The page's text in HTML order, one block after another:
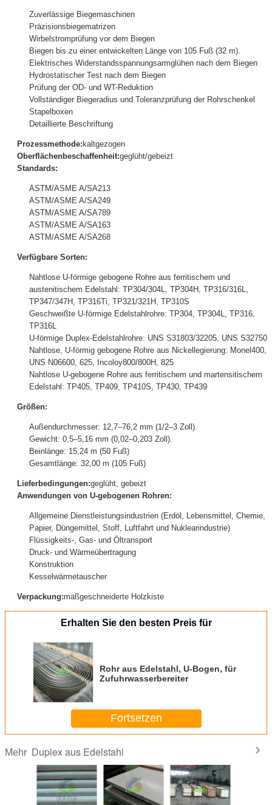
Zuverlässige Biegemaschinen
Präzisionsbiegematrizen
Wirbelstromprüfung vor dem Biegen
Biegen bis zu einer entwickelten Länge von 105 Fuß (32 m).
Elektrisches Widerstandsspannungsarmglühen nach dem Biegen
Hydrostatischer Test nach dem Biegen
Prüfung der OD- und WT-Reduktion
Vollständiger Biegeradius und Toleranzprüfung der Rohrschenkel
Stapelboxen
Detaillierte Beschriftung
Prozessmethode: kaltgezogen
Oberflächenbeschaffenheit:geglüht/gebeizt
Standards:
ASTM/ASME A/SA213
ASTM/ASME A/SA249
ASTM/ASME A/SA789
ASTM/ASME A/SA163
ASTM/ASME A/SA268
Verfügbare Sorten:
Nahtlose U-förmige gebogene Rohre aus ferritischem und
austenitischem Edelstahl: TP304/304L, TP304H, TP316/316L,
TP347/347H, TP316Ti, TP321/321H, TP310S
Geschweißte U-förmige Edelstahlrohre: TP304, TP304L, TP316,
TP316L
U-förmige Duplex-Edelstahlrohre: UNS S31803/32205, UNS S32750
Nahtlose, U-förmig gebogene Rohre aus Nickellegierung: Monel400,
UNS N06600, 625, Incoloy800/800H, 825
Nahtlose U-gebogene Rohre aus ferritischem und martensitischem
Edelstahl: TP405, TP409, TP410S, TP430, TP439
Größen:
Außendurchmesser: 12,7–76,2 mm (1/2–3 Zoll).
Gewicht: 0,5–5,16 mm (0,02–0,203 Zoll).
Beinlänge: 15,24 m (50 Fuß)
Gesamtlänge: 32,00 m (105 Fuß)
Lieferbedingungen:geglüht, gebeizt
Anwendungen von U-gebogenen Rohren:
Allgemeine Dienstleistungsindustrien (Erdöl, Lebensmittel, Chemie,
Papier, Düngemittel, Stoff, Luftfahrt und Nuklearindustrie)
Flüssigkeits-, Gas- und Öltransport
Druck- und Wärmeübertragung
Konstruktion
Kesselwärmetauscher
Verpackung:maßgeschneiderte Holzkiste
Erhalten Sie den besten Preis für
Rohr aus Edelstahl, U-Bogen, für
Zufuhrwasserbereiter
Fortsetzen
Mehr Duplex aus Edelstahl